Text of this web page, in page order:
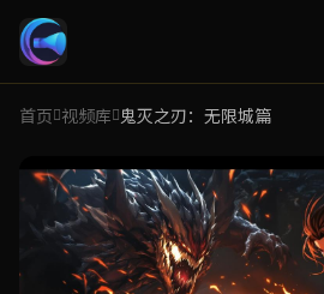
首页 视频库 鬼灭之刃：无限城篇